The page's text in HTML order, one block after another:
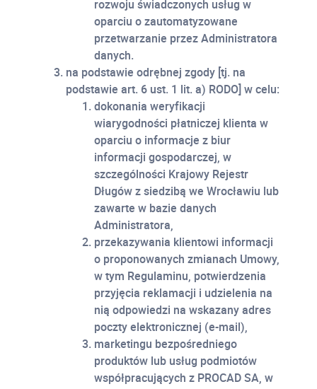
rozwoju świadczonych usług w
oparciu o zautomatyzowane
przetwarzanie przez Administratora
danych.
na podstawie odrębnej zgody [tj. na
podstawie art. 6 ust. 1 lit. a) RODO] w celu:
dokonania weryfikacji
wiarygodności płatniczej klienta w
oparciu o informacje z biur
informacji gospodarczej, w
szczególności Krajowy Rejestr
Długów z siedzibą we Wrocławiu lub
zawarte w bazie danych
Administratora,
przekazywania klientowi informacji
o proponowanych zmianach Umowy,
w tym Regulaminu, potwierdzenia
przyjęcia reklamacji i udzielenia na
nią odpowiedzi na wskazany adres
poczty elektronicznej (e-mail),
marketingu bezpośredniego
produktów lub usług podmiotów
współpracujących z PROCAD SA, w